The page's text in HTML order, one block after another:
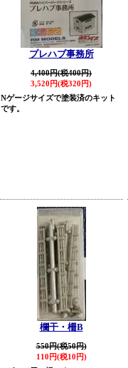
プレハブ事務所
4,400円(税400円)
3,520円(税320円)
Nゲージサイズで塗装済のキット
です。
欄干・柵B
550円(税50円)
110円(税10円)